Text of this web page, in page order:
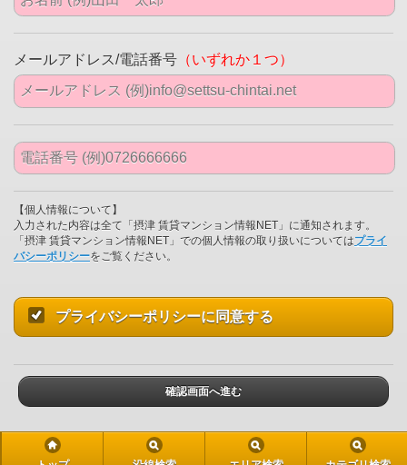
メールアドレス/電話番号 （いずれか１つ）
【個人情報について】
入力された内容は全て「摂津 賃貸マンション情報NET」に通知されます。
「摂津 賃貸マンション情報NET」での個人情報の取り扱いについてはプライ
バシーポリシーをご覧ください。
プライバシーポリシーに同意する
確認画面へ進む